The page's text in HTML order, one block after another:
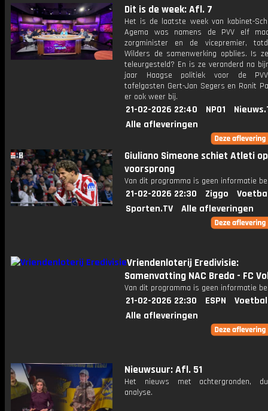
Dit is de week: Afl. 7
Het is de laatste week van kabinet-
Agema was namens de PVV elf
zorgminister en de vicepremier,
Wilders de samenwerking opblies. Is
teleurgesteld? En is ze veranderd na
jaar Haagse politiek voor de
tafelgasten Gert-Jan Segers en Ronit
er ook weer bij.
21-02-2026 22:40 NPO1
Alle afleveringen
Giuliano Simeone schiet Atleti op
voorsprong
Van dit programma is geen informatie
21-02-2026 22:30 Ziggo
Sporten.TV
Alle afleveringen
Vriendenloterij Eredivisie:
Samenvatting NAC Breda - FC
Van dit programma is geen informatie
21-02-2026 22:30 ESPN
Alle afleveringen
Nieuwsuur: Afl. 51
Het nieuws met achtergronden,
analyse.